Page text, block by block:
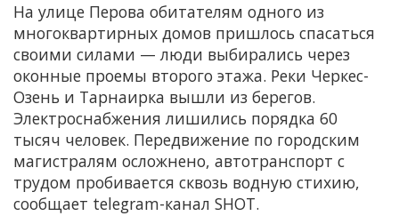
На улице Перова обитателям одного из
многоквартирных домов пришлось спасаться
своими силами — люди выбирались через
оконные проемы второго этажа. Реки Черкес-
Озень и Тарнаирка вышли из берегов.
Электроснабжения лишились порядка 60
тысяч человек. Передвижение по городским
магистралям осложнено, автотранспорт с
трудом пробивается сквозь водную стихию,
сообщает telegram-канал SHOT.